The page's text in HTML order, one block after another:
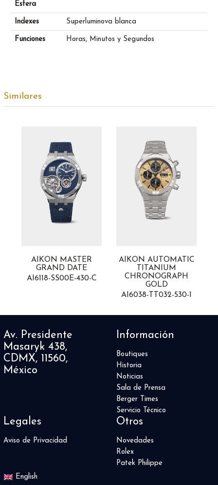
Esfera
Indexes Superluminova blanca
Funciones Horas, Minutos y Segundos
Similares
AIKON MASTER
GRAND DATE
AI6118-SS00E-430-C
AIKON AUTOMATIC
TITANIUM
CHRONOGRAPH
GOLD
AI6038-TT032-530-1
Av. Presidente
Masaryk 438,
CDMX, 11560,
México
Información
Boutiques
Historia
Noticias
Sala de Prensa
Berger Times
Servicio Técnico
Legales
Aviso de Privacidad
Otros
Novedades
Rolex
Patek Philippe
English